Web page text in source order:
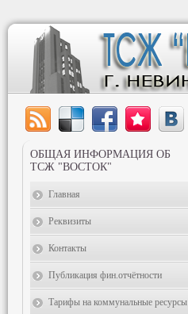
ОБЩАЯ ИНФОРМАЦИЯ ОБ
ТСЖ "ВОСТОК"
Главная
Реквизиты
Контакты
Публикация фин.отчётности
Тарифы на коммунальные ресурсы